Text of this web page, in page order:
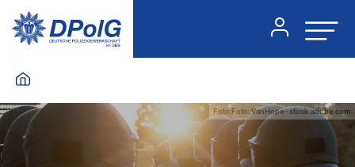
Foto:Foto: VanHope - stock.adobe.com